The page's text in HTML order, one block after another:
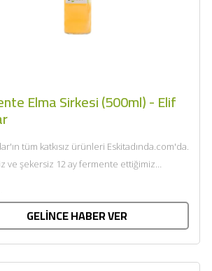
Elma Sirkesi (500ml) - Elif
tüm katkısız ürünleri Eskitadında.com'da.
ve şekersiz 12 ay fermente ettiğimiz
GELİNCE HABER VER